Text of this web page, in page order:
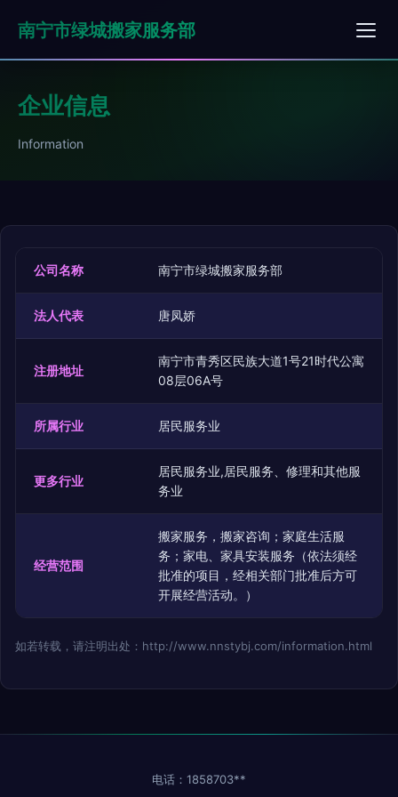
南宁市绿城搬家服务部
企业信息
Information
公司名称 南宁市绿城搬家服务部
法人代表 唐凤娇
注册地址
南宁市青秀区民族大道1号21时代公寓
08层06A号
所属行业 居民服务业
更多行业
居民服务业,居民服务、修理和其他服
务业
经营范围
搬家服务，搬家咨询；家庭生活服
务；家电、家具安装服务（依法须经
批准的项目，经相关部门批准后方可
开展经营活动。）
如若转载，请注明出处：http://www.nnstybj.com/information.html
电话：1858703**